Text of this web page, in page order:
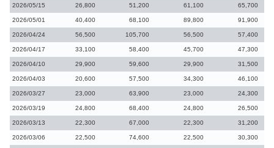
2026/05/15 26,800 51,200 61,100 65,700
2026/05/01 40,400 68,100 89,800 91,900
2026/04/24 56,500 105,700 56,500 57,400
2026/04/17 33,100 58,400 45,700 47,300
2026/04/10 29,900 59,600 29,900 31,500
2026/04/03 20,600 57,500 34,300 46,100
2026/03/27 23,000 63,900 23,000 24,300
2026/03/19 24,800 68,400 24,800 26,500
2026/03/13 22,300 67,000 22,300 31,200
2026/03/06 22,500 74,600 22,500 30,300